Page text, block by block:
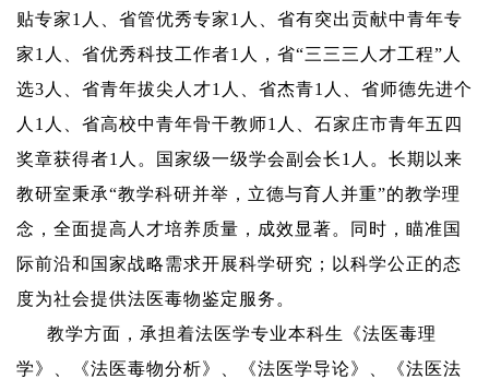
贴专家1 人、省管优秀专家1 人、省有突出贡献中青年专
家1 人、省优秀科技工作者1 人，省“三三三人才工程”人
选3 人、省青年拔尖人才1 人、省杰青1 人、省师德先进个
人 1 人、省高校中青年骨干教师1 人、石家庄市青年五四
奖章获得者1 人。国家级一级学会副会长1 人。长期以来
教研室秉承“教学科研并举，立德与育人并重”的教学理
念，全面提高人才培养质量，成效显著。同时，瞄准国
际前沿和国家战略需求开展科学研究；以科学公正的态
度为社会提供法医毒物鉴定服务。
教学方面 ，承担着法医学专业本科生《法医毒理
学》、《法医毒物分析》、《法医学导论》、《法医法